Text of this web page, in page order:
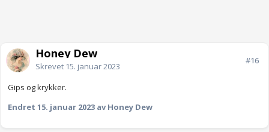
Honey Dew
Skrevet 15. januar 2023
#16
Gips og krykker.
Endret 15. januar 2023 av Honey Dew